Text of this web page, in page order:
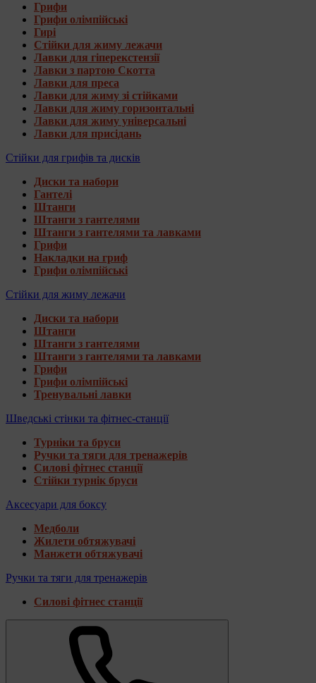
Грифи
Грифи олімпійські
Гирі
Стійки для жиму лежачи
Лавки для гіперекстензії
Лавки з партою Скотта
Лавки для преса
Лавки для жиму зі стійками
Лавки для жиму горизонтальні
Лавки для жиму універсальні
Лавки для присідань
Стійки для грифів та дисків
Диски та набори
Гантелі
Штанги
Штанги з гантелями
Штанги з гантелями та лавками
Грифи
Накладки на гриф
Грифи олімпійські
Стійки для жиму лежачи
Диски та набори
Штанги
Штанги з гантелями
Штанги з гантелями та лавками
Грифи
Грифи олімпійські
Тренувальні лавки
Шведські стінки та фітнес-станції
Турніки та бруси
Ручки та тяги для тренажерів
Силові фітнес станції
Стійки турнік бруси
Аксесуари для боксу
Медболи
Жилети обтяжувачі
Манжети обтяжувачі
Ручки та тяги для тренажерів
Силові фітнес станції